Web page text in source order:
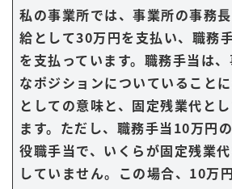
私の事業所では、事業所の事務
給として30万円を支払い、職務
を支払っています。職務手当は
なポジションについていること
としての意味と、固定残業代と
ます。ただし、職務手当10万円
役職手当で、いくらが固定残業
していません。この場合、10万